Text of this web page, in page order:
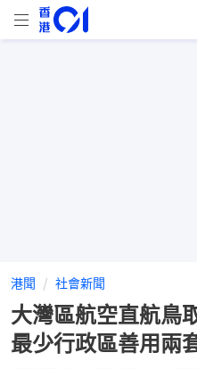
港聞 社會新聞
大灣區航空直航
最少行政區善用兩